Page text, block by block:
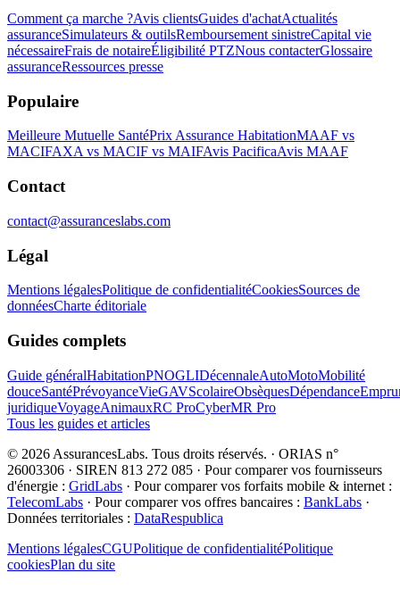
Comment ça marche ?Avis clientsGuides d'achatActualités
assuranceSimulateurs & outilsRemboursement sinistreCapital vie
nécessaireFrais de notaireÉligibilité PTZNous contacterGlossaire
assuranceRessources presse
Populaire
Meilleure Mutuelle SantéPrix Assurance HabitationMAAF vs
MACIFAXA vs MACIF vs MAIFAvis PacificaAvis MAAF
Contact
contact@assuranceslabs.com
Légal
Mentions légalesPolitique de confidentialitéCookiesSources de
donnéesCharte éditoriale
Guides complets
Guide généralHabitationPNOGLIDécennaleAutoMotoMobilité
douceSantéPrévoyanceVieGAVScolaireObsèquesDépendance
juridiqueVoyageAnimauxRC ProCyberMR Pro
Tous les guides et articles
© 2026 AssurancesLabs. Tous droits réservés. · ORIAS n°
26003306 · SIREN 813 272 085 · Pour comparer vos fournisseurs
d'énergie : GridLabs · Pour comparer vos forfaits mobile & internet :
TelecomLabs · Pour comparer vos offres bancaires : BankLabs ·
Données territoriales : DataRespublica
Mentions légalesCGUPolitique de confidentialitéPolitique
cookiesPlan du site